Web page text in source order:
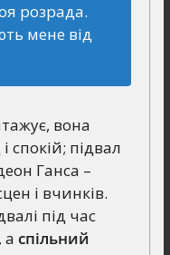
розрада.
мене від
вона
спокій; підвал
Ганса –
і вчинків.
під час
а спільний